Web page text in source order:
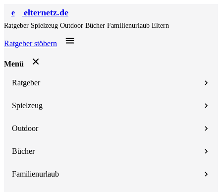
e elternetz.de
Ratgeber Spielzeug Outdoor Bücher Familienurlaub Eltern
Ratgeber stöbern
Menü
Ratgeber
Spielzeug
Outdoor
Bücher
Familienurlaub